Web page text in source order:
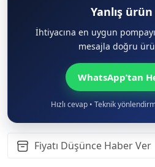
Yanlış
İhtiyacına en uygun
mesajla doğru
WhatsApp’tan
Hızlı cevap • Teknik
Fiyatı Düşünce Haber Ver